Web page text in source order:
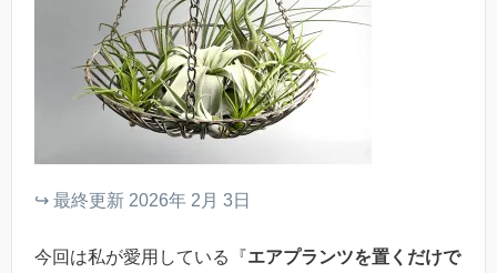
↪︎ 最終更新 2026年 2月 3日
今回は私が愛用している『エアプランツを置くだけで